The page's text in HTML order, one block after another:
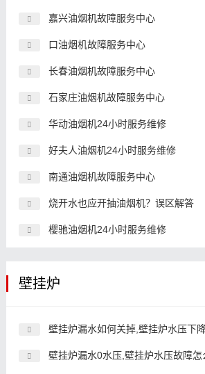
嘉兴油烟机故障服务中心
口油烟机故障服务中心
长春油烟机故障服务中心
石家庄油烟机故障服务中心
华动油烟机24小时服务维修
好夫人油烟机24小时服务维修
南通油烟机故障服务中心
烧开水也应开抽油烟机？误区解答
樱驰油烟机24小时服务维修
壁挂炉
壁挂炉漏水如何关掉,壁挂炉水压下
壁挂炉漏水0水压,壁挂炉水压故障怎